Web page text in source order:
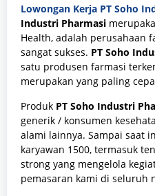
Lowongan Kerja PT Soho
Industri Pharmasi
Health, adalah perusahaan
sangat sukses. PT Soho
satu produsen farmasi
merupakan yang paling
Produk PT Soho Industri
generik / konsumen
alami lainnya. Sampai saat
karyawan 1500, termasuk
strong yang mengelola
pemasaran kami di seluruh